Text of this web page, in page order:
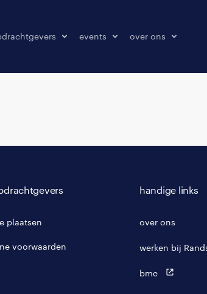
events over ons
plaatsen
voorwaarden
handige links
over ons
werken bij
bmc